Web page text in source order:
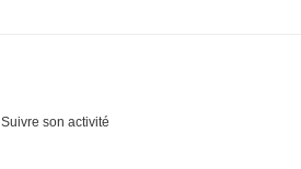
Suivre son activité